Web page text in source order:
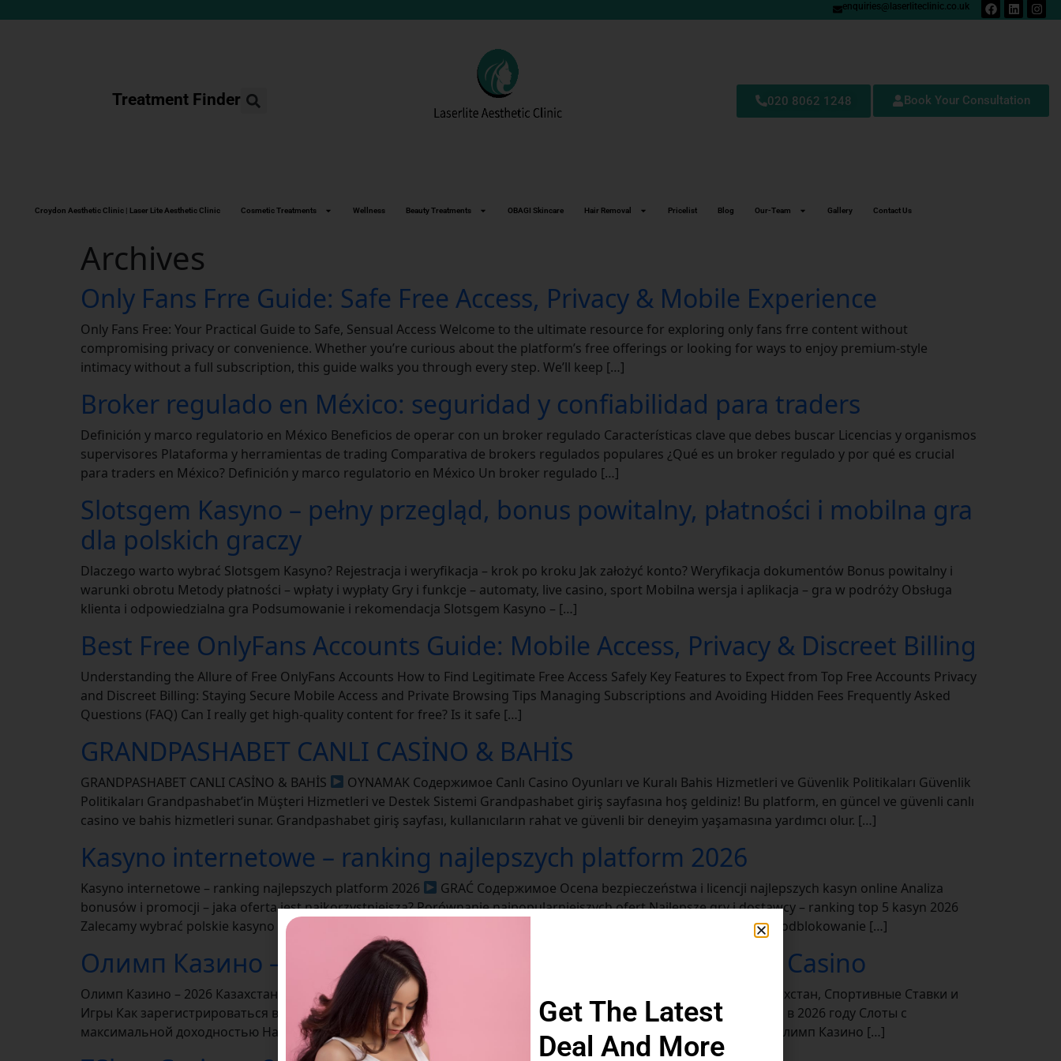
enquiries@laserliteclinic.co.uk
Book Your Consultation
020 8062 1248
Treatment Finder
Croydon Aesthetic Clinic | Laser Lite Aesthetic Clinic Cosmetic Treatments Wellness Beauty Treatments OBAGI Skincare Hair Removal Pricelist Blog Our-Team Gallery Contact Us
Archives
Only Fans Frre Guide: Safe Free Access, Privacy & Mobile Experience
Only Fans Free: Your Practical Guide to Safe, Sensual Access Welcome to the ultimate resource for exploring only fans frre content without
compromising privacy or convenience. Whether you’re curious about the platform’s free offerings or looking for ways to enjoy premium‑style
intimacy without a full subscription, this guide walks you through every step. We’ll keep […]
Broker regulado en México: seguridad y confiabilidad para traders
Definición y marco regulatorio en México Beneficios de operar con un broker regulado Características clave que debes buscar Licencias y organismos
supervisores Plataforma y herramientas de trading Comparativa de brokers regulados populares ¿Qué es un broker regulado y por qué es crucial
para traders en México? Definición y marco regulatorio en México Un broker regulado […]
Slotsgem Kasyno – pełny przegląd, bonus powitalny, płatności i mobilna gra
dla polskich graczy
Dlaczego warto wybrać Slotsgem Kasyno? Rejestracja i weryfikacja – krok po kroku Jak założyć konto? Weryfikacja dokumentów Bonus powitalny i
warunki obrotu Metody płatności – wpłaty i wypłaty Gry i funkcje – automaty, live casino, sport Mobilna wersja i aplikacja – gra w podróży Obsługa
klienta i odpowiedzialna gra Podsumowanie i rekomendacja Slotsgem Kasyno – […]
Best Free OnlyFans Accounts Guide: Mobile Access, Privacy & Discreet Billing
Understanding the Allure of Free OnlyFans Accounts How to Find Legitimate Free Access Safely Key Features to Expect from Top Free Accounts Privacy
and Discreet Billing: Staying Secure Mobile Access and Private Browsing Tips Managing Subscriptions and Avoiding Hidden Fees Frequently Asked
Questions (FAQ) Can I really get high‑quality content for free? Is it safe […]
GRANDPASHABET CANLI CASİNO & BAHİS
GRANDPASHABET CANLI CASİNO & BAHİS
OYNAMAK Содержимое Canlı Casino Oyunları ve Kuralı Bahis Hizmetleri ve Güvenlik Politikaları Güvenlik
Politikaları Grandpashabet’in Müşteri Hizmetleri ve Destek Sistemi Grandpashabet giriş sayfasına hoş geldiniz! Bu platform, en güncel ve güvenli canlı
casino ve bahis hizmetleri sunar. Grandpashabet giriş sayfası, kullanıcıların rahat ve güvenli bir deneyim yaşamasına yardımcı olur. […]
Kasyno internetowe – ranking najlepszych platform 2026
Kasyno internetowe – ranking najlepszych platform 2026
GRAĆ Содержимое Ocena bezpieczeństwa i licencji najlepszych kasyn online Analiza
bonusów i promocji – jaka oferta jest najkorzystniejsza? Porównanie najpopularniejszych ofert Najlepsze gry i dostawcy – ranking top 5 kasyn 2026
Zalecamy wybrać polskie kasyno online z najwyższym wskaźnikiem zaufania – to gwarancja płatności i automatyczne odblokowanie […]
Олимп Казино – 2026 Казахстан Ставки на спорт и Olimp Casino
Олимп Казино – 2026 Казахстан Ставки на спорт и Olimp Casino
ИГРАТЬ Содержимое Олимп Казино 2026: Казахстан, Спортивные Ставки и
Игры Как зарегистрироваться в Олимп Казино Казахстан 2026 Топовые слоты и настольные игры Олимп Казино в 2026 году Слоты с
максимальной доходностью Настольные классики в онлайн‑режиме Казахстанские правила ставок на спорт в Олимп Казино […]
Get The Latest
Deal And More